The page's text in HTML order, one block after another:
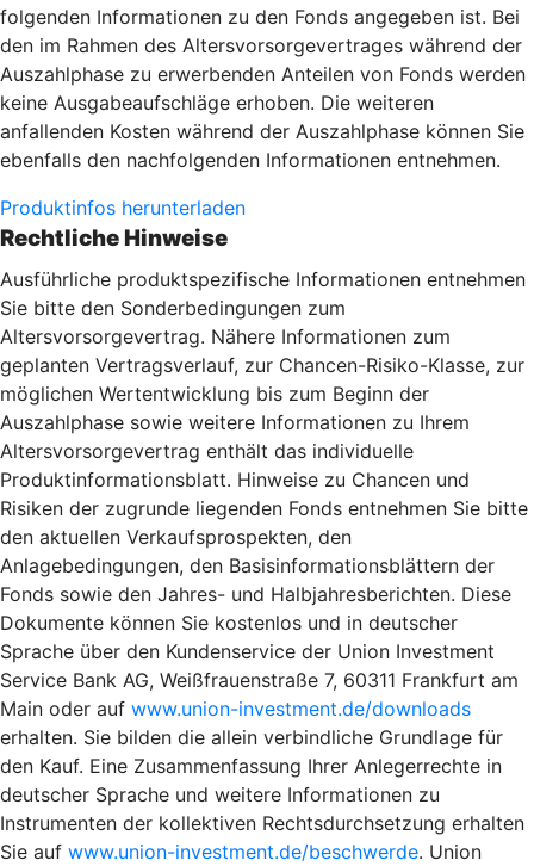
folgenden Informationen zu den Fonds angegeben ist. Bei
den im Rahmen des Altersvorsorgevertrages während der
Auszahlphase zu erwerbenden Anteilen von Fonds werden
keine Ausgabeaufschläge erhoben. Die weiteren
anfallenden Kosten während der Auszahlphase können Sie
ebenfalls den nachfolgenden Informationen entnehmen.
Produktinfos herunterladen
Rechtliche Hinweise
Ausführliche produktspezifische Informationen entnehmen
Sie bitte den Sonderbedingungen zum
Altersvorsorgevertrag. Nähere Informationen zum
geplanten Vertragsverlauf, zur Chancen-Risiko-Klasse, zur
möglichen Wertentwicklung bis zum Beginn der
Auszahlphase sowie weitere Informationen zu Ihrem
Altersvorsorgevertrag enthält das individuelle
Produktinformationsblatt. Hinweise zu Chancen und
Risiken der zugrunde liegenden Fonds entnehmen Sie bitte
den aktuellen Verkaufsprospekten, den
Anlagebedingungen, den Basisinformationsblättern der
Fonds sowie den Jahres- und Halbjahresberichten. Diese
Dokumente können Sie kostenlos und in deutscher
Sprache über den Kundenservice der Union Investment
Service Bank AG, Weißfrauenstraße 7, 60311 Frankfurt am
Main oder auf www.union-investment.de/downloads
erhalten. Sie bilden die allein verbindliche Grundlage für
den Kauf. Eine Zusammenfassung Ihrer Anlegerrechte in
deutscher Sprache und weitere Informationen zu
Instrumenten der kollektiven Rechtsdurchsetzung erhalten
Sie auf www.union-investment.de/beschwerde. Union